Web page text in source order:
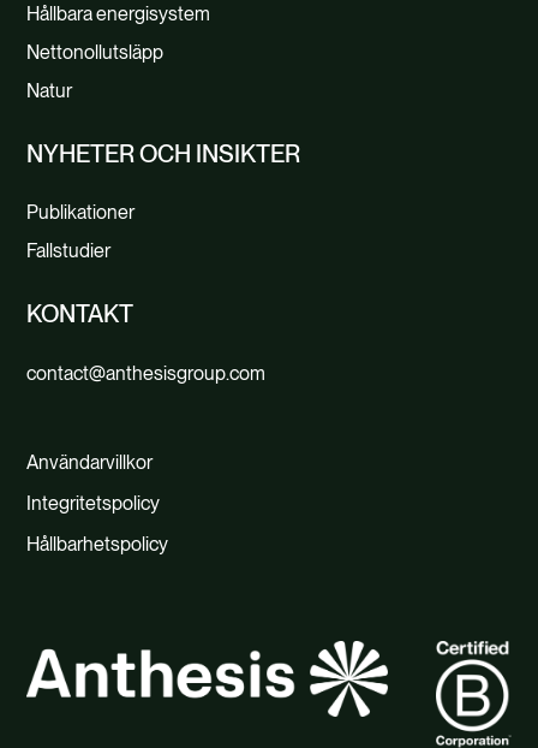
Hållbara energisystem
Nettonollutsläpp
Natur
NYHETER OCH INSIKTER
Publikationer
Fallstudier
KONTAKT
contact@anthesisgroup.com
Användarvillkor
Integritetspolicy
Hållbarhetspolicy